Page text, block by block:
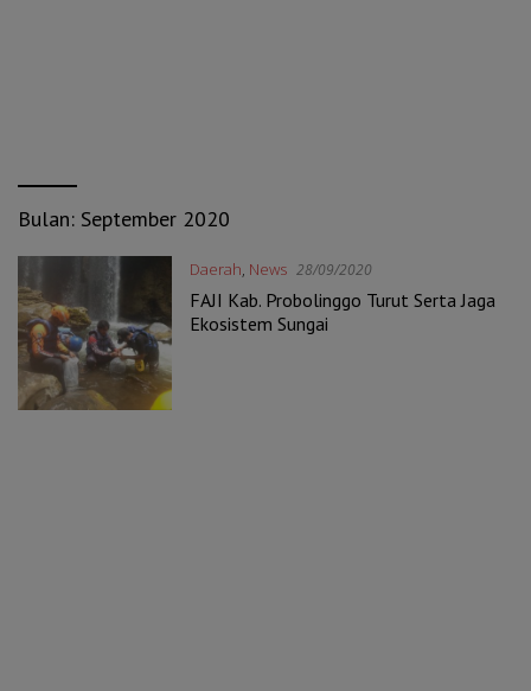
Bulan: September 2020
Daerah, News 28/09/2020
FAJI Kab. Probolinggo Turut Serta Jaga
Ekosistem Sungai